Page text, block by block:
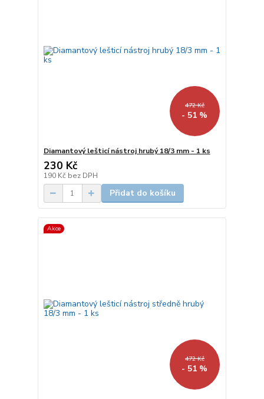
472 Kč
- 51 %
Diamantový lešticí nástroj hrubý 18/3 mm - 1 ks
230 Kč
190 Kč bez DPH
Přidat do košíku
Akce
472 Kč
- 51 %